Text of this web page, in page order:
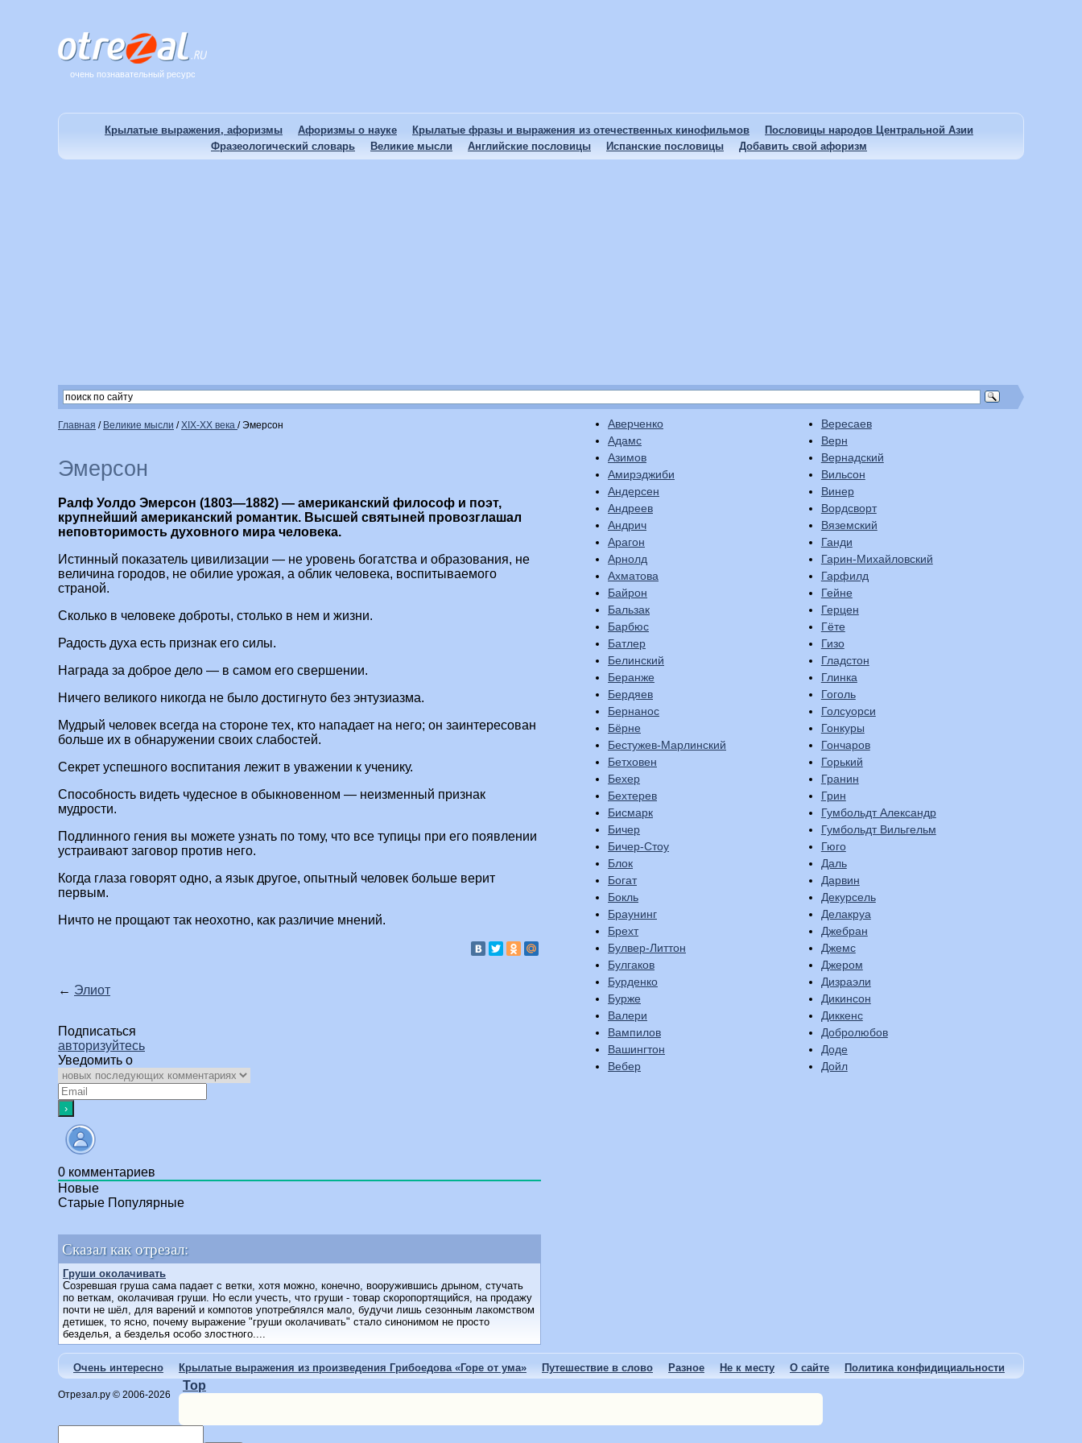
очень познавательный ресурс
Крылатые выражения, афоризмы Афоризмы о науке Крылатые фразы и выражения из отечественных кинофильмов
Пословицы народов Центральной Азии
Фразеологический словарь
Великие мысли Английские пословицы Испанские пословицы Добавить свой афоризм
Главная / Великие мысли /XIX-XX века /Эмерсон
Эмерсон
Ралф Уолдо Эмерсон (1803—1882) — американский философ и поэт,
крупнейший американский романтик. Высшей святыней провозглашал
неповторимость духовного мира человека.
Истинный показатель цивилизации — не уровень богатства и образования, не
величина городов, не обилие урожая, а облик человека, воспитываемого
страной.
Сколько в человеке доброты, столько в нем и жизни.
Радость духа есть признак его силы.
Награда за доброе дело — в самом его свершении.
Ничего великого никогда не было достигнуто без энтузиазма.
Мудрый человек всегда на стороне тех, кто нападает на него; он заинтересован
больше их в обнаружении своих слабостей.
Секрет успешного воспитания лежит в уважении к ученику.
Способность видеть чудесное в обыкновенном — неизменный признак
мудрости.
Подлинного гения вы можете узнать по тому, что все тупицы при его появлении
устраивают заговор против него.
Когда глаза говорят одно, а язык другое, опытный человек больше верит
первым.
Ничто не прощают так неохотно, как различие мнений.
← Элиот
Подписаться
авторизуйтесь
Уведомить о
0 комментариев
Новые
Старые Популярные
Сказал как отрезал:
Груши околачивать
Созревшая груша сама падает с ветки, хотя можно, конечно, вооружившись дрыном, стучать
по веткам, околачивая груши. Hо если учесть, что груши - товар скоропортящийся, на продажу
почти не шёл, для варений и компотов употреблялся мало, будучи лишь сезонным лакомством
детишек, то ясно, почему выражение "груши околачивать" стало синонимом не просто
безделья, а безделья особо злостного....
Аверченко
Адамс
Азимов
Амирэджиби
Андерсен
Андреев
Андрич
Арагон
Арнолд
Ахматова
Байрон
Бальзак
Барбюс
Батлер
Белинский
Беранже
Бердяев
Бернанос
Бёрне
Бестужев-Марлинский
Бетховен
Бехер
Бехтерев
Бисмарк
Бичер
Бичер-Стоу
Блок
Богат
Бокль
Браунинг
Брехт
Булвер-Литтон
Булгаков
Бурденко
Бурже
Валери
Вампилов
Вашингтон
Вебер
Вересаев
Верн
Вернадский
Вильсон
Винер
Вордсворт
Вяземский
Ганди
Гарин-Михайловский
Гарфилд
Гейне
Герцен
Гёте
Гизо
Гладстон
Глинка
Гоголь
Голсуорси
Гонкуры
Гончаров
Горький
Гранин
Грин
Гумбольдт Александр
Гумбольдт Вильгельм
Гюго
Даль
Дарвин
Декурсель
Делакруа
Джебран
Джемс
Джером
Дизраэли
Дикинсон
Диккенс
Добролюбов
Доде
Дойл
Очень интересно Крылатые выражения из произведения Грибоедова «Горе от ума» Путешествие в слово Разное Не к месту О сайте Политика конфидициальности
Отрезал.ру © 2006-2026
Top